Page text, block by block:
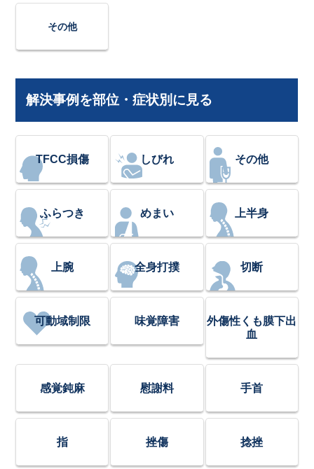
その他
解決事例を部位・症状別に見る
TFCC損傷 しびれ その他
ふらつき めまい 上半身
上腕 全身打撲 切断
可動域制限 味覚障害
外傷性くも膜下出
血
感覚鈍麻 慰謝料 手首
指 挫傷 捻挫